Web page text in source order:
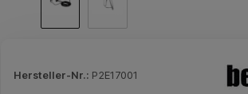
Hersteller-Nr.: P2E17001